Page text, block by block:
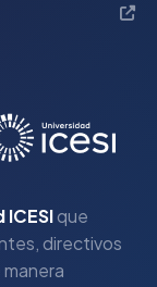
ICESIque
directivos